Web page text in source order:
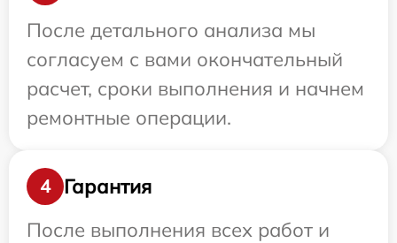
После детального анализа мы
согласуем с вами окончательный
расчет, сроки выполнения и начнем
ремонтные операции.
4
Гарантия
После выполнения всех работ и